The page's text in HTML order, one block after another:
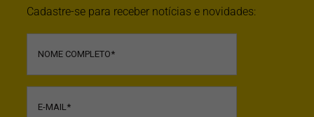
Cadastre-se para receber notícias e novidades: